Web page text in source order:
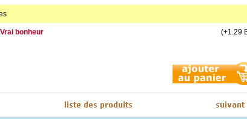
bonheur (+1.29